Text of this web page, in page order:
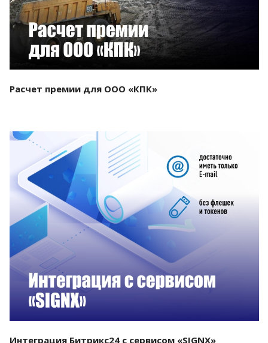
Расчет премии для ООО «КПК»
Смотреть проект
Интеграция Битрикс24 с сервисом «SIGNX»